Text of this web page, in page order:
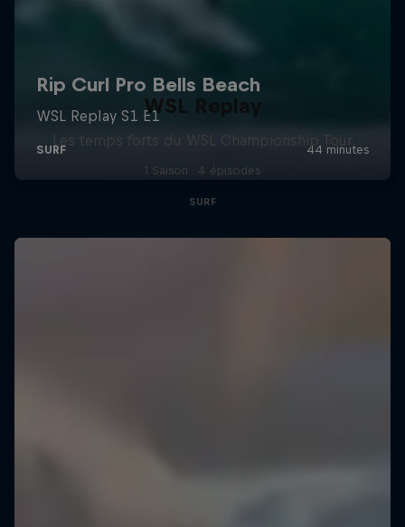
WSL Replay
Les temps forts du WSL Championship Tour
1 Saison · 4 épisodes
SURF